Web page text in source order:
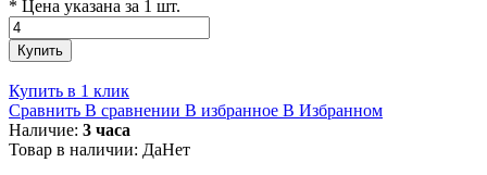
* Цена указана за 1 шт.
Купить
Купить в 1 клик
Сравнить В сравнении В избранное В Избранном
Наличие: 3 часа
Товар в наличии: ДаНет